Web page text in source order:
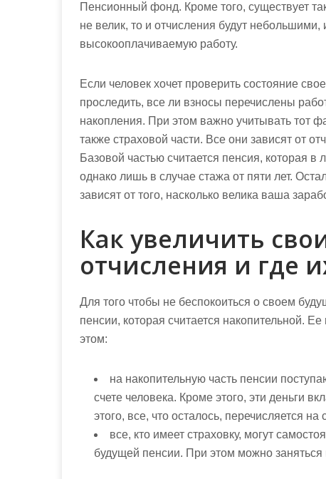
Пенсионный фонд. Кроме того, существует
не велик, то и отчисления будут
высокооплачиваемую работу.
Если человек хочет проверить состояние
проследить, все ли взносы перечислены
накопления. При этом важно учитывать тот
также страховой части. Все они зависят от
Базовой частью считается пенсия, которая
однако лишь в случае стажа от пяти лет.
зависят от того, насколько велика ваша
Как увеличить
отчисления и где
Для того чтобы не беспокоиться о своем
пенсии, которая считается накопительной.
этом:
на накопительную часть пенсии
счете человека. Кроме этого, эти деньги
этого, все, что осталось, перечисляется на
все, кто имеет страховку, могут
будущей пенсии. При этом можно